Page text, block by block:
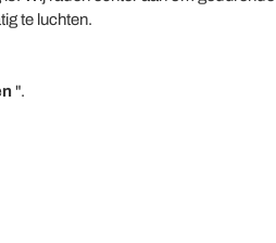
te luchten.
".